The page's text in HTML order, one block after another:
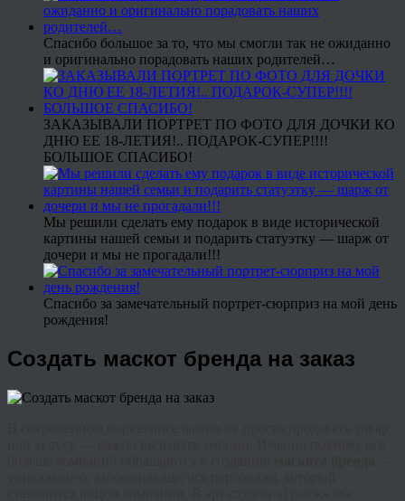
Спасибо большое за то, что мы смогли так не ожиданно
и оригинально порадовать наших родителей…
ЗАКАЗЫВАЛИ ПОРТРЕТ ПО ФОТО ДЛЯ ДОЧКИ КО
ДНЮ ЕЕ 18-ЛЕТИЯ!.. ПОДАРОК-СУПЕР!!!!
БОЛЬШОЕ СПАСИБО!
Мы решили сделать ему подарок в виде исторической
картины нашей семьи и подарить статуэтку — шарж от
дочери и мы не прогадали!!!
Спасибо за замечательный портрет-сюрприз на мой день
рождения!
Создать маскот бренда на заказ